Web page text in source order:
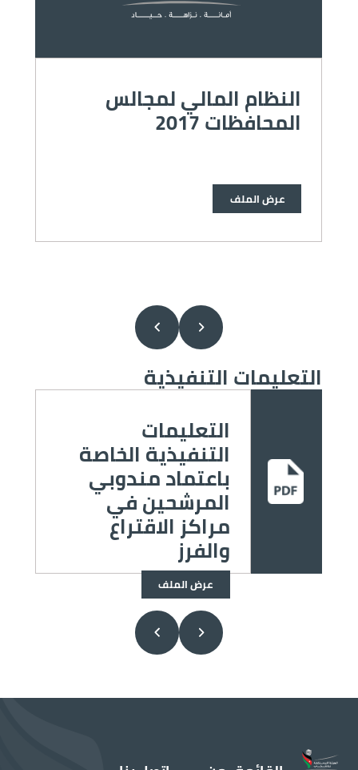
النظام المالي لمجالس
المحافظات 2017
عرض الملف
التعليمات التنفيذية
الصورة
التعليمات
التنفيذية الخاصة
باعتماد مندوبي
المرشحين في
مراكز الاقتراع
والفرز
عرض الملف